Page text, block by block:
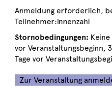
Anmeldung erforderlich,
Teilnehmer:innenzahl
Stornobedingungen:
vor Veranstaltungsbeginn,
Tage vor
Zur Veranstaltung